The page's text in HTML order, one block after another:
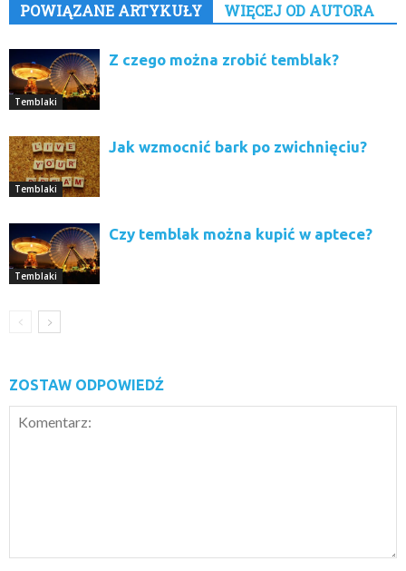
POWIĄZANE ARTYKUŁY WIĘCEJ OD AUTORA
Temblaki
Z czego można zrobić temblak?
Temblaki
Jak wzmocnić bark po zwichnięciu?
Temblaki
Czy temblak można kupić w aptece?
ZOSTAW ODPOWIEDŹ